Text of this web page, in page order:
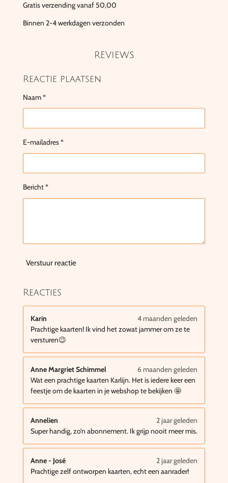
Gratis verzending vanaf 50,00
Binnen 2-4 werkdagen verzonden
REVIEWS
Reactie plaatsen
Naam *
E-mailadres *
Bericht *
Verstuur reactie
Reacties
Karin
4 maanden geleden
Prachtige kaarten! Ik vind het zowat jammer om ze te
versturen😉
Anne Margriet Schimmel
6 maanden geleden
Wat een prachtige kaarten Karlijn. Het is iedere keer een
feestje om de kaarten in je webshop te bekijken 🤩
Annelien
2 jaar geleden
Super handig, zo’n abonnement. Ik grijp nooit meer mis.
Anne - José
2 jaar geleden
Prachtige zelf ontworpen kaarten, echt een aanrader!